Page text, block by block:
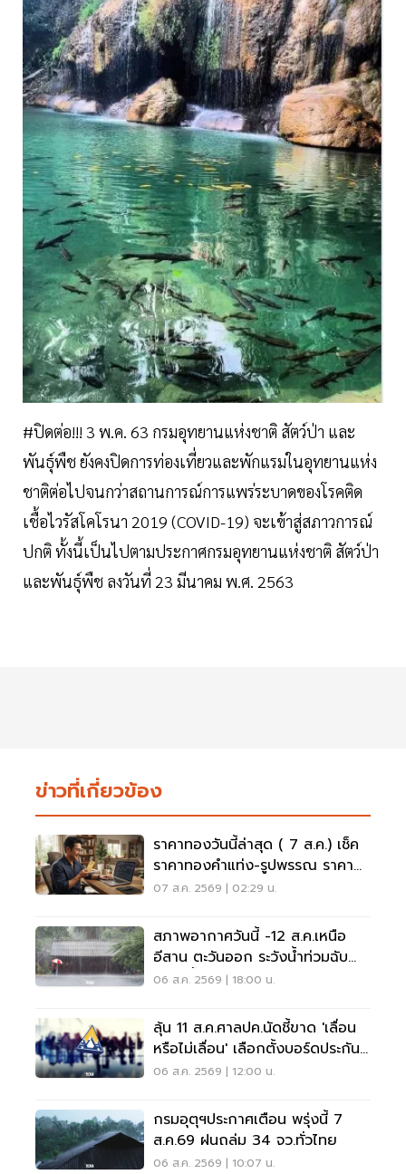
#ปิดต่อ!!! 3​ พ.ค.​ 63​ กรมอุทยานแห่งชาติ สัตว์ป่า และ
พันธุ์พืช ยังคงปิดการท่องเที่ยวและพักแรมในอุทยานแห่ง
ชาติต่อไปจนกว่าสถานการณ์การแพร่ระบาดของโรคติด
เชื้อไวรัสโคโรนา 2019 (COVID-19) จะเข้าสู่สภาวการณ์
ปกติ ทั้งนี้เป็นไปตามประกาศกรมอุทยานแห่งชาติ สัตว์ป่า
และพันธุ์พืช ลงวันที่ 23 มีนาคม พ.ศ. 2563​
ข่าวที่เกี่ยวข้อง
ราคาทองวันนี้ล่าสุด ( 7 ส.ค.) เช็ค
ราคาทองคำแท่ง-รูปพรรณ ราคา
ขาย - รับซื้อ กี่บาท
07 ส.ค. 2569 | 02:29 น.
สภาพอากาศวันนี้ -12 ส.ค.เหนือ
อีสาน ตะวันออก ระวังน้ำท่วมฉับ
พลัน น้ำป่าไหลหลาก
06 ส.ค. 2569 | 18:00 น.
ลุ้น 11 ส.ค.ศาลปค.นัดชี้ขาด 'เลื่อน
หรือไม่เลื่อน' เลือกตั้งบอร์ดประกัน
สังคม
06 ส.ค. 2569 | 12:00 น.
กรมอุตุฯประกาศเตือน พรุ่งนี้ 7
ส.ค.69 ฝนถล่ม 34 จว.ทั่วไทย
06 ส.ค. 2569 | 10:07 น.